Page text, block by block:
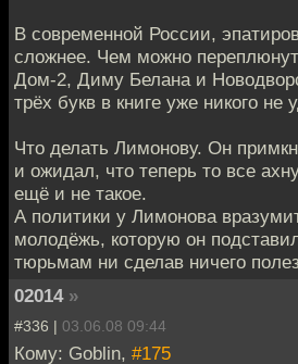
В современной России,
сложнее. Чем можно
Дом-2, Диму Белана и
трёх букв в книге уже никого не
Что делать Лимонову. Он
и ожидал, что теперь то все
ещё и не такое.
А политики у Лимонова
молодёжь, которую он
тюрьмам ни сделав ничего
02014 »
#336 | 03.06.08 09:44
Кому: Goblin, #175